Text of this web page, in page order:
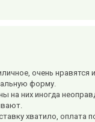
очень
форму.
на них иногда
хватило, оплата